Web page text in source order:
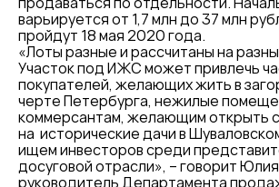
варьируется от 1,7 млн до 37 млн
пройдут 18 мая 2020 года.
«Лоты разные и рассчитаны на
Участок под ИЖС может привлечь
покупателей, желающих жить в
черте Петербурга, нежилые
коммерсантам, желающим открыть
на исторические дачи в
ищем инвесторов среди
досуговой отрасли», – говорит
руководитель Департамента